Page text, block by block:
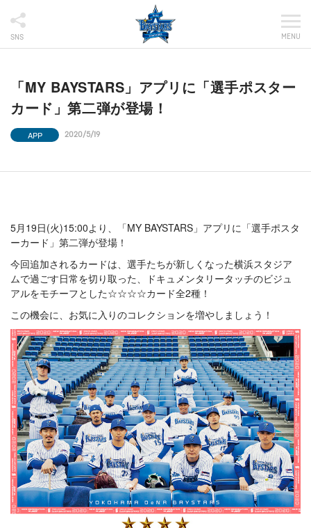
SNS MENU
「MY BAYSTARS」アプリに「選手ポスター
カード」第二弾が登場！
APP 2020/5/19
5月19日(火)15:00より、「MY BAYSTARS」アプリに「選手ポスタ
ーカード」第二弾が登場！
今回追加されるカードは、選手たちが新しくなった横浜スタジア
ムで過ごす日常を切り取った、ドキュメンタリータッチのビジュ
アルをモチーフとした☆☆☆☆カード全2種！
この機会に、お気に入りのコレクションを増やしましょう！